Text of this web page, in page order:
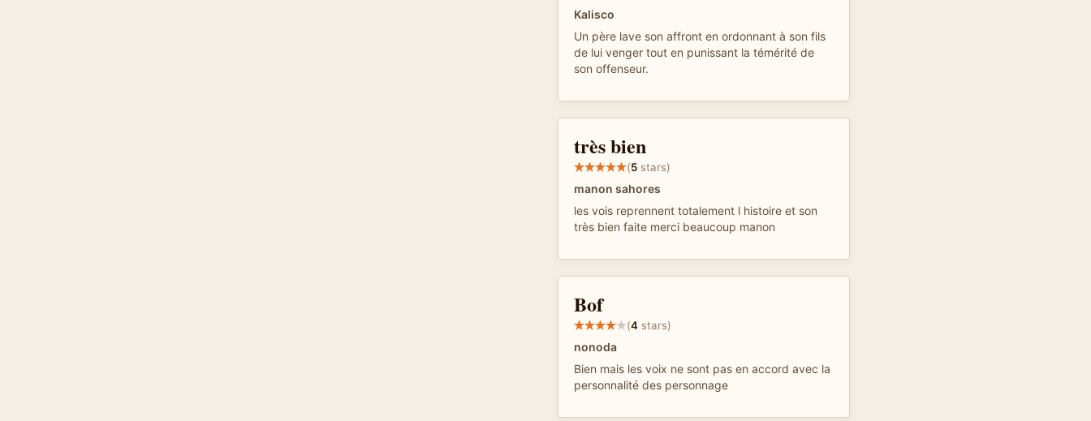
Kalisco
Un père lave son affront en ordonnant à son fils
de lui venger tout en punissant la témérité de
son offenseur.
très bien
(5 stars)
manon sahores
les vois reprennent totalement l histoire et son
très bien faite merci beaucoup manon
Bof
(4 stars)
nonoda
Bien mais les voix ne sont pas en accord avec la
personnalité des personnage